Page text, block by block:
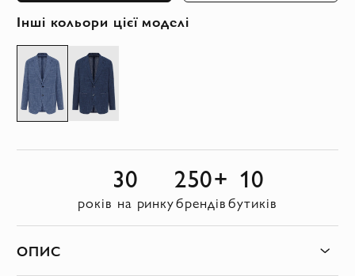
Інші кольори цієї моделі
30
років на ринку
250+
брендів
10
бутиків
ОПИС